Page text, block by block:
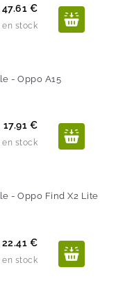
Prix
47.61 €
en stock
- Oppo A15
Prix
17.91 €
stock
- Oppo Find X2 Lite
Prix
22.41 €
en stock